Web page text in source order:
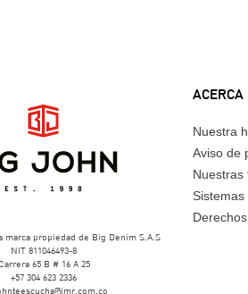
marca propiedad de Big Denim S.A.S
NIT 811046493-8
65 B # 16 A 25
+57 304 623 2336
ACERCA
Nuestra
Aviso de
Nuestras